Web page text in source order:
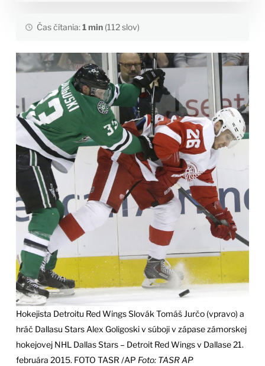
Čas čítania:1 min(112 slov)
Hokejista Detroitu Red Wings Slovák Tomáš Jurčo (vpravo) a
hráč Dallasu Stars Alex Goligoski v súboji v zápase zámorskej
hokejovej NHL Dallas Stars – Detroit Red Wings v Dallase 21.
februára 2015. FOTO TASR /AP Foto: TASR AP